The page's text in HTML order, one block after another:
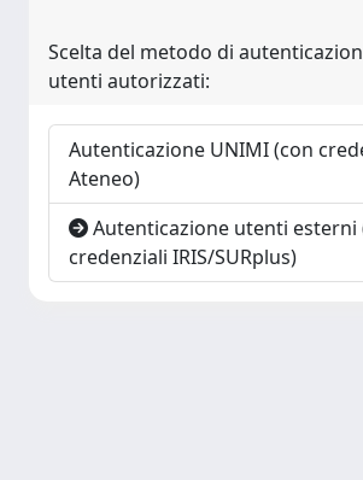
Scelta del metodo di
utenti autorizzati:
Autenticazione UNIMI (con
Ateneo)
Autenticazione utenti esterni
credenziali IRIS/SURplus)